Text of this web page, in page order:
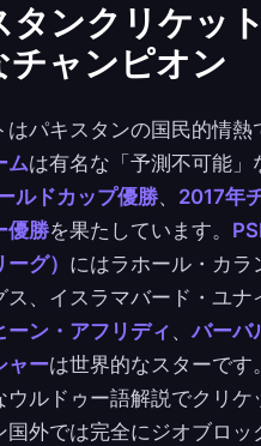
タンクリケッ
チャンピオン
はパキスタンの国民的情熱
ムは有名な「予測不可能
ルドカップ優勝、 2017年
優勝を果たしています。
グ） にはラホール・カラ
ス、イスラマバード・ユナ
ーン・アフリディ 、バーバ
ャーは世界的なスターです。
ウルドゥー語解説でクリケ
国外では完全にジオブロッ